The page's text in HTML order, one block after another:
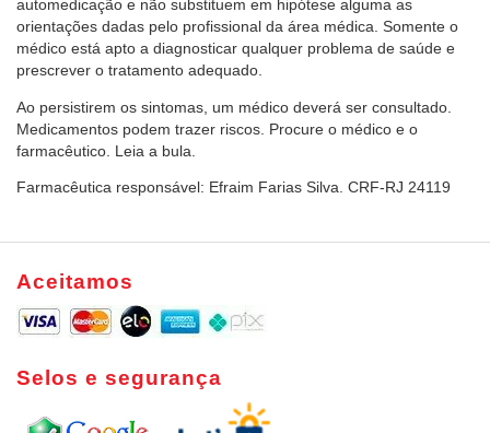
automedicação e não substituem em hipótese alguma as
orientações dadas pelo profissional da área médica. Somente o
médico está apto a diagnosticar qualquer problema de saúde e
prescrever o tratamento adequado.
Ao persistirem os sintomas, um médico deverá ser consultado.
Medicamentos podem trazer riscos. Procure o médico e o
farmacêutico. Leia a bula.
Farmacêutica responsável: Efraim Farias Silva. CRF-RJ 24119
Aceitamos
Selos e segurança